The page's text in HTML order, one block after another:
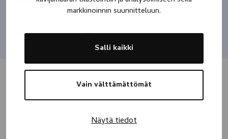
markkinoinnin suunnitteluun.
Vain välttämättömät
Salli kaikki
Näytä tiedot
Ikävä on❤️